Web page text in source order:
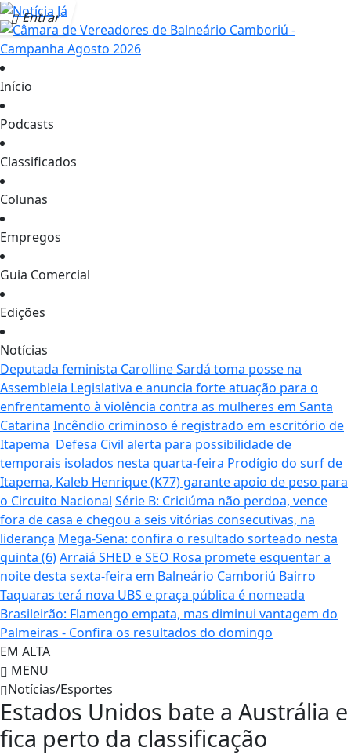
Entrar
Início
Podcasts
Classificados
Colunas
Empregos
Guia Comercial
Edições
Notícias
Deputada feminista Carolline Sardá toma posse na
Assembleia Legislativa e anuncia forte atuação para o
enfrentamento à violência contra as mulheres em Santa
Catarina Incêndio criminoso é registrado em escritório de
Itapema Defesa Civil alerta para possibilidade de
temporais isolados nesta quarta-feira Prodígio do surf de
Itapema, Kaleb Henrique (K77) garante apoio de peso para
o Circuito Nacional Série B: Criciúma não perdoa, vence
fora de casa e chegou a seis vitórias consecutivas, na
liderança Mega-Sena: confira o resultado sorteado nesta
quinta (6)Arraiá SHED e SEO Rosa promete esquentar a
noite desta sexta-feira em Balneário Camboriú Bairro
Taquaras terá nova UBS e praça pública é nomeada
Brasileirão: Flamengo empata, mas diminui vantagem do
Palmeiras - Confira os resultados do domingo
EM ALTA
MENU
Notícias/Esportes
Estados Unidos bate a Austrália e
fica perto da classificação